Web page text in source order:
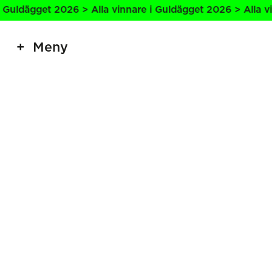
2026 > Alla vinnare i Guldägget 2026 > Alla
Meny